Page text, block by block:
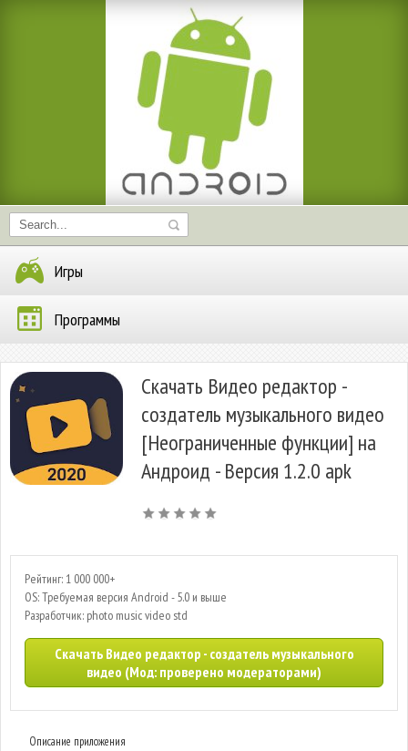
Игры
Программы
Скачать Видео редактор -
создатель музыкального видео
[Неограниченные функции] на
Андроид - Версия 1.2.0 apk
Рейтинг: 1 000 000+
OS: Требуемая версия Android - 5.0 и выше
Разработчик: photo music video std
Скачать Видео редактор - создатель музыкального
видео (Мод: проверено модераторами)
Описание приложения